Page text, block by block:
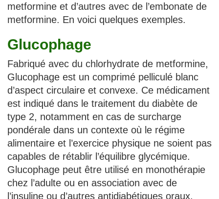
metformine et d’autres avec de l’embonate de
metformine. En voici quelques exemples.
Glucophage
Fabriqué avec du chlorhydrate de metformine,
Glucophage est un comprimé pelliculé blanc
d’aspect circulaire et convexe. Ce médicament
est indiqué dans le traitement du diabète de
type 2, notamment en cas de surcharge
pondérale dans un contexte où le régime
alimentaire et l’exercice physique ne soient pas
capables de rétablir l’équilibre glycémique.
Glucophage peut être utilisé en monothérapie
chez l’adulte ou en association avec de
l’insuline ou d’autres antidiabétiques oraux.